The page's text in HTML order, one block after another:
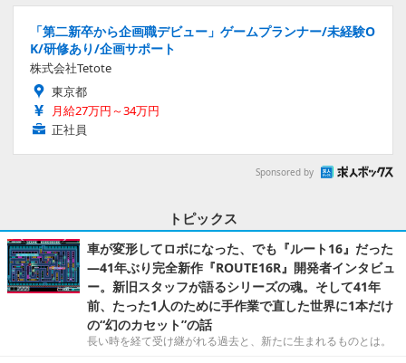
「第二新卒から企画職デビュー」ゲームプランナー/未経験O
K/研修あり/企画サポート
株式会社Tetote
東京都
月給27万円～34万円
正社員
Sponsored by
トピックス
車が変形してロボになった、でも『ルート16』だった
―41年ぶり完全新作『ROUTE16R』開発者インタビュ
ー。新旧スタッフが語るシリーズの魂。そして41年
前、たった1人のために手作業で直した世界に1本だけ
の“幻のカセット”の話
長い時を経て受け継がれる過去と、新たに生まれるものとは。